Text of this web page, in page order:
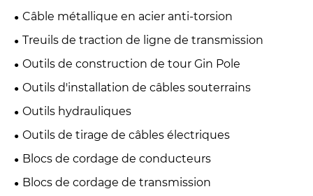
Câble métallique en acier anti-torsion
Treuils de traction de ligne de transmission
Outils de construction de tour Gin Pole
Outils d'installation de câbles souterrains
Outils hydrauliques
Outils de tirage de câbles électriques
Blocs de cordage de conducteurs
Blocs de cordage de transmission